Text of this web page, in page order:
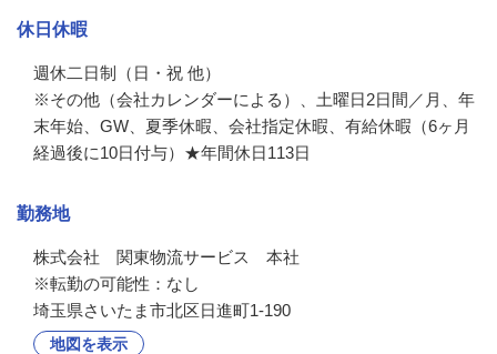
休日休暇
週休二日制（日・祝 他）
※その他（会社カレンダーによる）、土曜日2日間／月、年
末年始、GW、夏季休暇、会社指定休暇、有給休暇（6ヶ月
経過後に10日付与）★年間休日113日
勤務地
株式会社　関東物流サービス　本社
※転勤の可能性：なし
埼玉県さいたま市北区日進町1-190
地図を表示